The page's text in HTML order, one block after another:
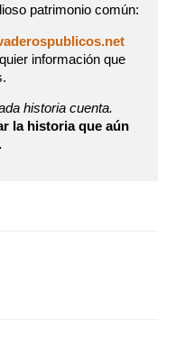
patrimonio común:
información que
historia cuenta.
la historia que aún